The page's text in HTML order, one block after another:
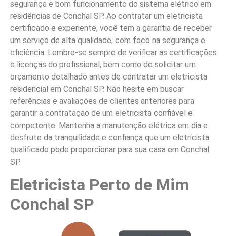
segurança e bom funcionamento do sistema elétrico em
residências de Conchal SP. Ao contratar um eletricista
certificado e experiente, você tem a garantia de receber
um serviço de alta qualidade, com foco na segurança e
eficiência. Lembre-se sempre de verificar as certificações
e licenças do profissional, bem como de solicitar um
orçamento detalhado antes de contratar um eletricista
residencial em Conchal SP. Não hesite em buscar
referências e avaliações de clientes anteriores para
garantir a contratação de um eletricista confiável e
competente. Mantenha a manutenção elétrica em dia e
desfrute da tranquilidade e confiança que um eletricista
qualificado pode proporcionar para sua casa em Conchal
SP.
Eletricista Perto de Mim
Conchal SP